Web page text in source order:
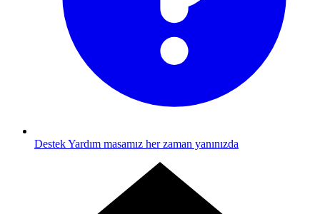
DestekYardım masamız her zaman yanınızda